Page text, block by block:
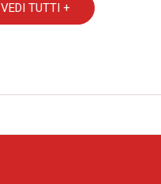
VEDI TUTTI +